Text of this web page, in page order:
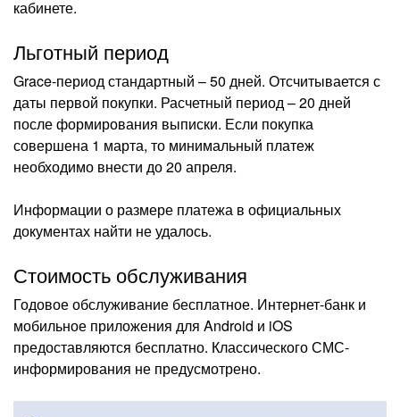
кабинете.
Льготный период
Grace-период стандартный – 50 дней. Отсчитывается с
даты первой покупки. Расчетный период – 20 дней
после формирования выписки. Если покупка
совершена 1 марта, то минимальный платеж
необходимо внести до 20 апреля.
Информации о размере платежа в официальных
документах найти не удалось.
Стоимость обслуживания
Годовое обслуживание бесплатное. Интернет-банк и
мобильное приложения для Android и iOS
предоставляются бесплатно. Классического СМС-
информирования не предусмотрено.